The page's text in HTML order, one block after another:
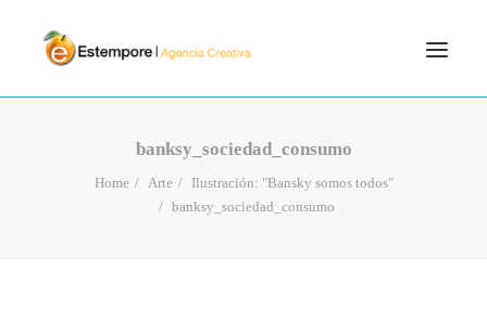
banksy_sociedad_consumo
Home Arte
Ilustración: "Bansky somos todos"
banksy_sociedad_consumo